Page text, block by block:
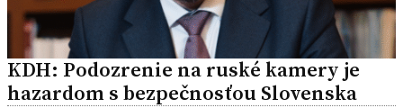
KDH: Podozrenie na ruské kamery je
hazardom s bezpečnosťou Slovenska